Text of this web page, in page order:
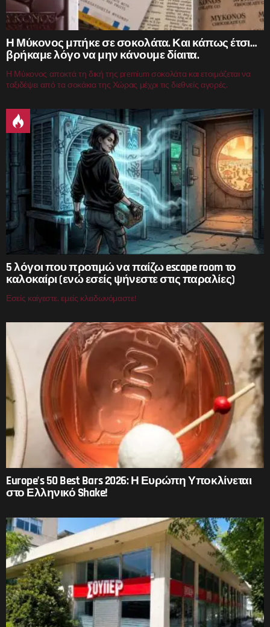
Η Μύκονος μπήκε σε σοκολάτα. Και κάπως έτσι…
βρήκαμε λόγο να μην κάνουμε δίαιτα.
Η Μύκονος αποκτά τη δική της premium σοκολάτα και ετοιμάζεται να
ταξιδέψει από τα σοκάκια της Χώρας μέχρι τις διεθνείς αγορές.
5 λόγοι που προτιμώ να παίζω escape room το
καλοκαίρι (ενώ εσείς ψήνεστε στις παραλίες)
Εσείς καίγεστε, εμείς κλειδωνόμαστε!
Europe’s 50 Best Bars 2026: Η Ευρώπη Υποκλίνεται
στο Ελληνικό Shake!